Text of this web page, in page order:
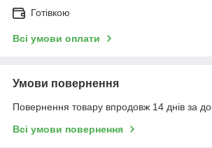
Готівкою
Всі умови оплати
Умови повернення
Повернення товару впродовж 14 днів за
Всі умови повернення